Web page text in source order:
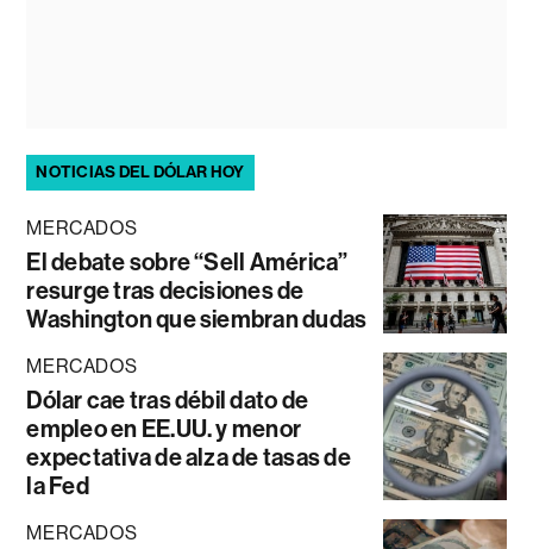
NOTICIAS DEL DÓLAR HOY
MERCADOS
El debate sobre “Sell América”
resurge tras decisiones de
Washington que siembran dudas
MERCADOS
Dólar cae tras débil dato de
empleo en EE.UU. y menor
expectativa de alza de tasas de
la Fed
MERCADOS